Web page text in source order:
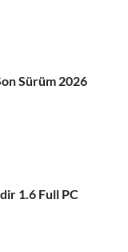
Sürüm 2026
1.6 Full PC